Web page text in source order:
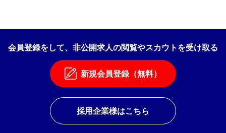
会員登録をして、非公開求人の閲覧やスカウトを受け取る
新規会員登録（無料）
採用企業様はこちら